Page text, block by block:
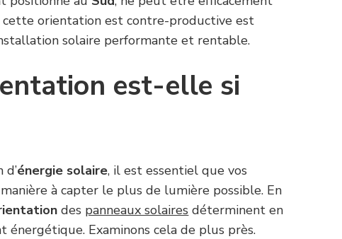
orientation est contre-productive est
solaire performante et rentable.
est-elle si
énergie solaire, il est essentiel que vos
à capter le plus de lumière possible. En
des panneaux solaires déterminent en
Examinons cela de plus près.